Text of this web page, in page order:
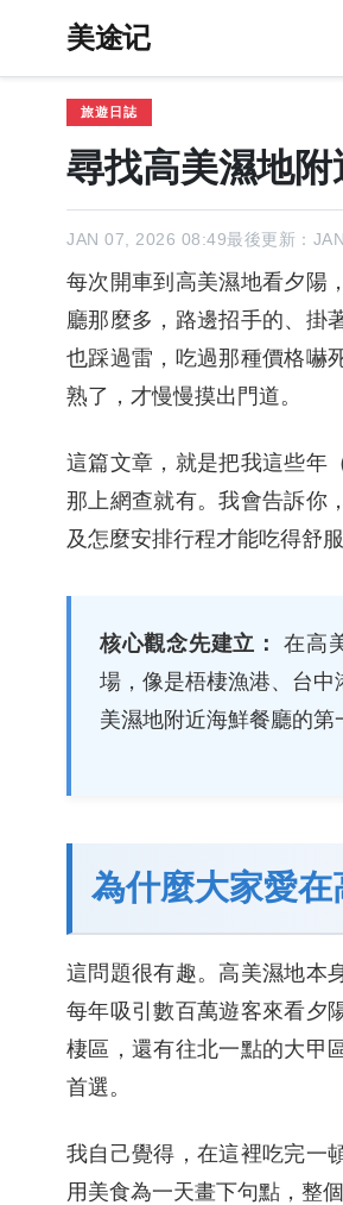
美途记
旅遊日誌
尋找高美濕地
JAN 07, 2026 08:49最後更新：
每次開車到高美濕地看夕陽
廳那麼多，路邊招手的、掛
也踩過雷，吃過那種價格嚇
熟了，才慢慢摸出門道。
這篇文章，就是把我這些年
那上網查就有。我會告訴你
及怎麼安排行程才能吃得舒
核心觀念先建立：
在高
場，像是梧棲漁港、台
美濕地附近海鮮餐廳的第
為什麼大家愛在
這問題很有趣。高美濕地本
每年吸引數百萬遊客來看夕
棲區，還有往北一點的大甲
首選。
我自己覺得，在這裡吃完一
用美食為一天畫下句點，整